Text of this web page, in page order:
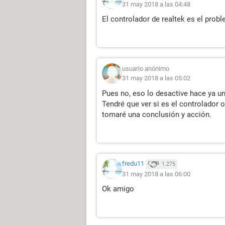
que subía el volumen del 70% al
especie de estática que hacía que
Pensaba que con actualizar el
presenta poca veces, además, no
configuración de íconos del área
controlador con Driver Booster, no
software, en sentido de agregar
molesta, así que no quiero dejar
ayuda técnica.
31 may 2018 a las 04:48
El controlador de realtek es el
usuario anónimo
31 may 2018 a las 05:02
Pues no, eso lo desactive hace ya
Tendré que ver si es el controlador
tomaré una conclusión y acción.
fredu11 1.275
31 may 2018 a las 06:00
Ok amigo